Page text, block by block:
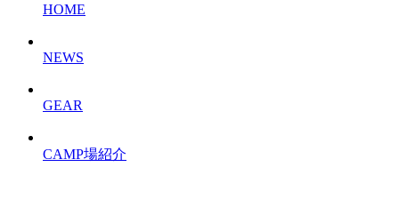
HOME
NEWS
GEAR
CAMP場紹介